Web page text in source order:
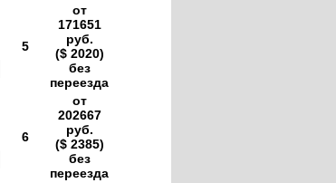
5
от
171651
руб.
($ 2020)
без
переезда
6
от
202667
руб.
($ 2385)
без
переезда